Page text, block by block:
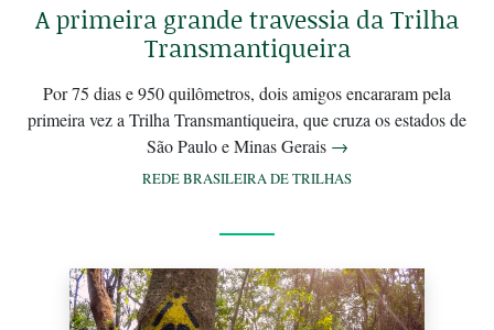
A primeira grande travessia da Trilha
Transmantiqueira
Por 75 dias e 950 quilômetros, dois amigos encararam pela
primeira vez a Trilha Transmantiqueira, que cruza os estados de
São Paulo e Minas Gerais →
REDE BRASILEIRA DE TRILHAS